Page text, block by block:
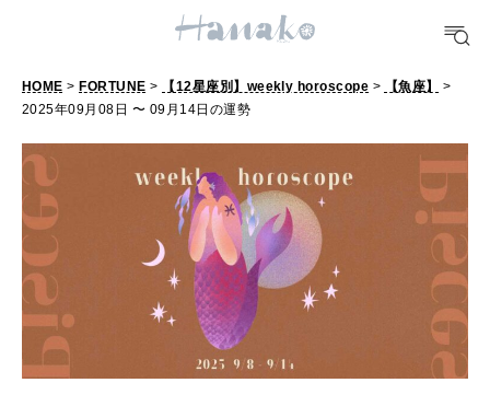
FOOD
おいしい
TRAVEL
どこ行く？
HOME > FORTUNE > 【12星座別】weekly horoscope > 【魚座】
>
2025年09月08日 〜 09月14日の運勢